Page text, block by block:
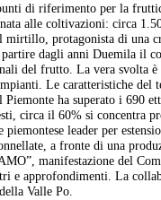
di riferimento per la
alle coltivazioni: circa
mirtillo, protagonista di una
dagli anni Duemila il
del frutto. La vera
Le caratteristiche del
ha superato i 690
circa il 60% si concentra
leader per
a fronte di una
manifestazione del
e approfondimenti. La
Valle Po.